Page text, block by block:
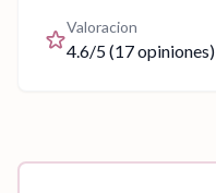
Valoracion
4.6/5 (17opiniones)